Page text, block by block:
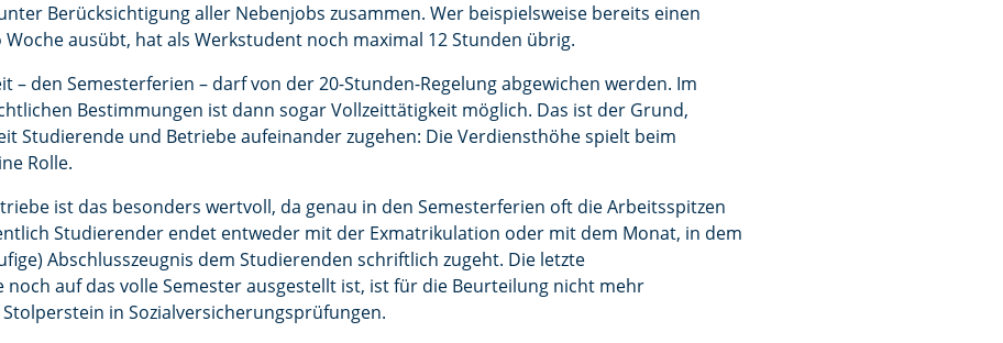
Berücksichtigung aller Nebenjobs zusammen. Wer beispielsweise bereits einen
ausübt, hat als Werkstudent noch maximal 12 Stunden übrig.
– den Semesterferien – darf von der 20-Stunden-Regelung abgewichen werden. Im
Bestimmungen ist dann sogar Vollzeittätigkeit möglich. Das ist der Grund,
Studierende und Betriebe aufeinander zugehen: Die Verdiensthöhe spielt beim
Rolle.
ist das besonders wertvoll, da genau in den Semesterferien oft die Arbeitsspitzen
Studierender endet entweder mit der Exmatrikulation oder mit dem Monat, in dem
Abschlusszeugnis dem Studierenden schriftlich zugeht. Die letzte
noch auf das volle Semester ausgestellt ist, ist für die Beurteilung nicht mehr
in Sozialversicherungsprüfungen.